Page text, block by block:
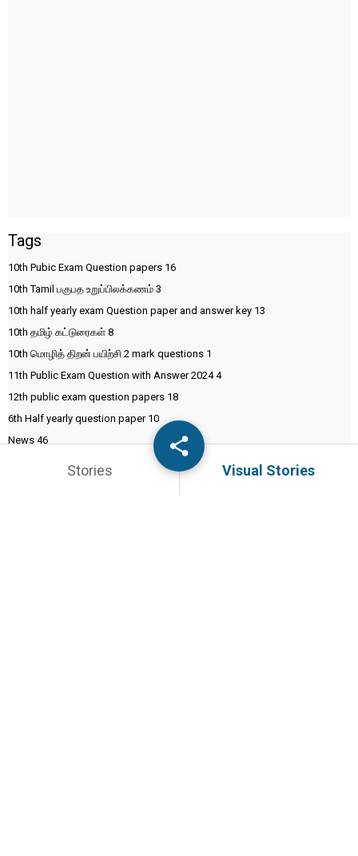
Tags
10th Pubic Exam Question papers 16
10th Tamil பகுபத உறுப்பிலக்கணம் 3
10th half yearly exam Question paper and answer key 13
10th தமிழ் கட்டுரைகள் 8
10th மொழித் திறன் பயிற்சி 2 mark questions 1
11th Public Exam Question with Answer 20244
12th public exam question papers 18
6th Half yearly question paper 10
News 46
Stories Visual Stories